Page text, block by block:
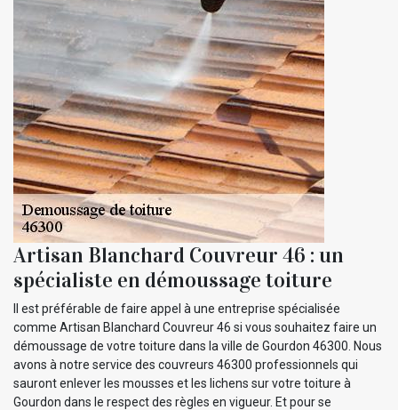
Artisan Blanchard Couvreur 46 : un
spécialiste en démoussage toiture
Il est préférable de faire appel à une entreprise spécialisée
comme Artisan Blanchard Couvreur 46 si vous souhaitez faire un
démoussage de votre toiture dans la ville de Gourdon 46300. Nous
avons à notre service des couvreurs 46300 professionnels qui
sauront enlever les mousses et les lichens sur votre toiture à
Gourdon dans le respect des règles en vigueur. Et pour se